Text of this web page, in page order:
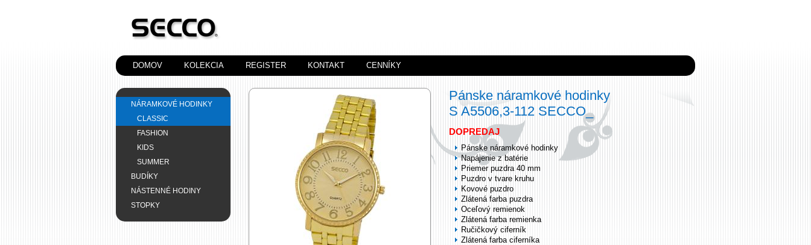
DOMOV KOLEKCIA REGISTER KONTAKT CENNÍKY
NÁRAMKOVÉ HODINKY
CLASSIC
FASHION
KIDS
SUMMER
BUDÍKY
NÁSTENNÉ HODINY
STOPKY
Pánske náramkové hodinky
S A5506,3-112 SECCO_
DOPREDAJ
Pánske náramkové hodinky
Napájenie z batérie
Priemer puzdra 40 mm
Puzdro v tvare kruhu
Kovové puzdro
Zlátená farba puzdra
Oceľový remienok
Zlátená farba remienka
Ručičkový ciferník
Zlátená farba ciferníka